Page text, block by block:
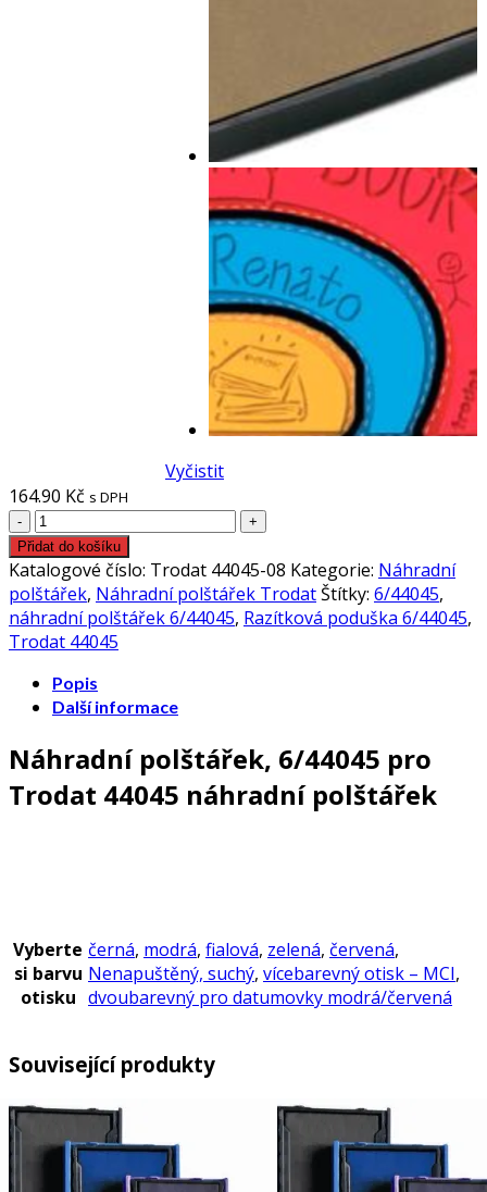
Vyčistit
164.90 Kč s DPH
6/44045
Trodat
44045
náhradní
polštářek
množství
Přidat do košíku
Katalogové číslo: Trodat 44045-08 Kategorie: Náhradní
polštářek, Náhradní polštářek TrodatŠtítky: 6/44045,
náhradní polštářek 6/44045, Razítková poduška 6/44045,
Trodat 44045
Popis
Další informace
Náhradní polštářek, 6/44045 pro
Trodat 44045 náhradní polštářek
Vyberte
si barvu
otisku
černá, modrá, fialová, zelená, červená,
Nenapuštěný, suchý, vícebarevný otisk – MCI,
dvoubarevný pro datumovky modrá/červená
Související produkty